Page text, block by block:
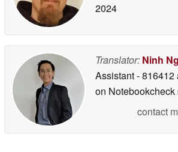
2024
Translator: Ninh
Assistant- 816412
on Notebookcheck
contact